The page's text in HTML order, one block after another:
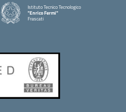
Istituto Tecnico Tecnologico
"Enrico Fermi"
Frascati